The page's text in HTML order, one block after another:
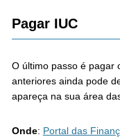
Pagar IUC
O último passo é pagar
anteriores ainda pode
apareça na sua área
Onde: Portal das